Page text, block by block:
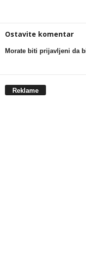
Ostavite komentar
Morate biti prijavljeni da
Reklame